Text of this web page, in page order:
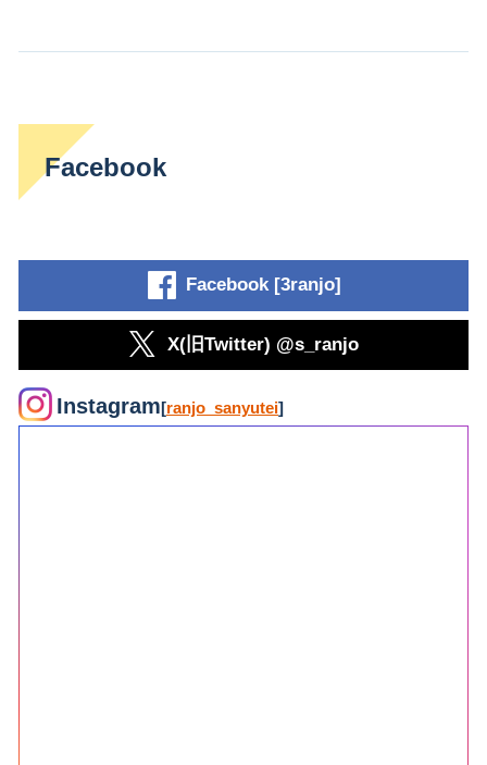
Facebook
Facebook [3ranjo]
X(旧Twitter) @s_ranjo
Instagram[ranjo_sanyutei]